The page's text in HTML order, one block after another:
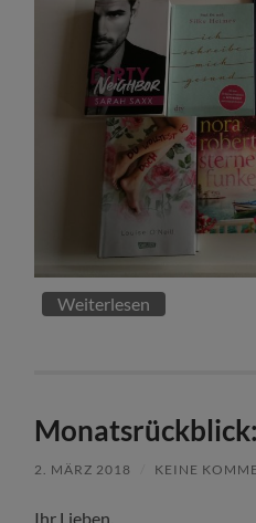
Weiterlesen
2. MÄRZ 2018 KEINE
Ihr Lieben,